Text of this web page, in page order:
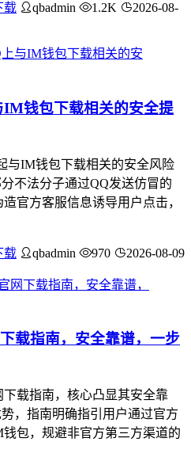
载 qbadmin 1.2K
2026-08-
钱包下载相关的安全提
与IM钱包下载相关的安全风险
不法分子通过QQ发送仿冒的
官方客服信息诱导用户点击，
载 qbadmin 970 2026-08-09
载指南，安全靠谱，一步
载指南，核心凸显其安全靠
，指南明确指引用户通过官方
包，规避非官方第三方渠道的